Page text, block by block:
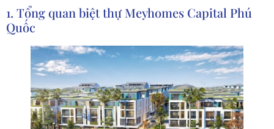
1. Tổng quan biệt thự Meyhomes Capital Phú
Quốc